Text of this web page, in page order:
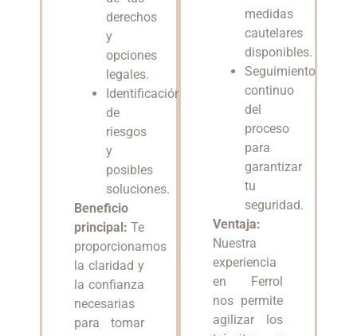
derechos
y
opciones
legales.
Identificación
de
riesgos
y
posibles
soluciones.
Beneficio
principal: Te
proporcionamos
la claridad y
la confianza
necesarias
para tomar
medidas
cautelares
disponibles.
Seguimiento
continuo
del
proceso
para
garantizar
tu
seguridad.
Ventaja:
Nuestra
experiencia
en Ferrol
nos permite
agilizar los